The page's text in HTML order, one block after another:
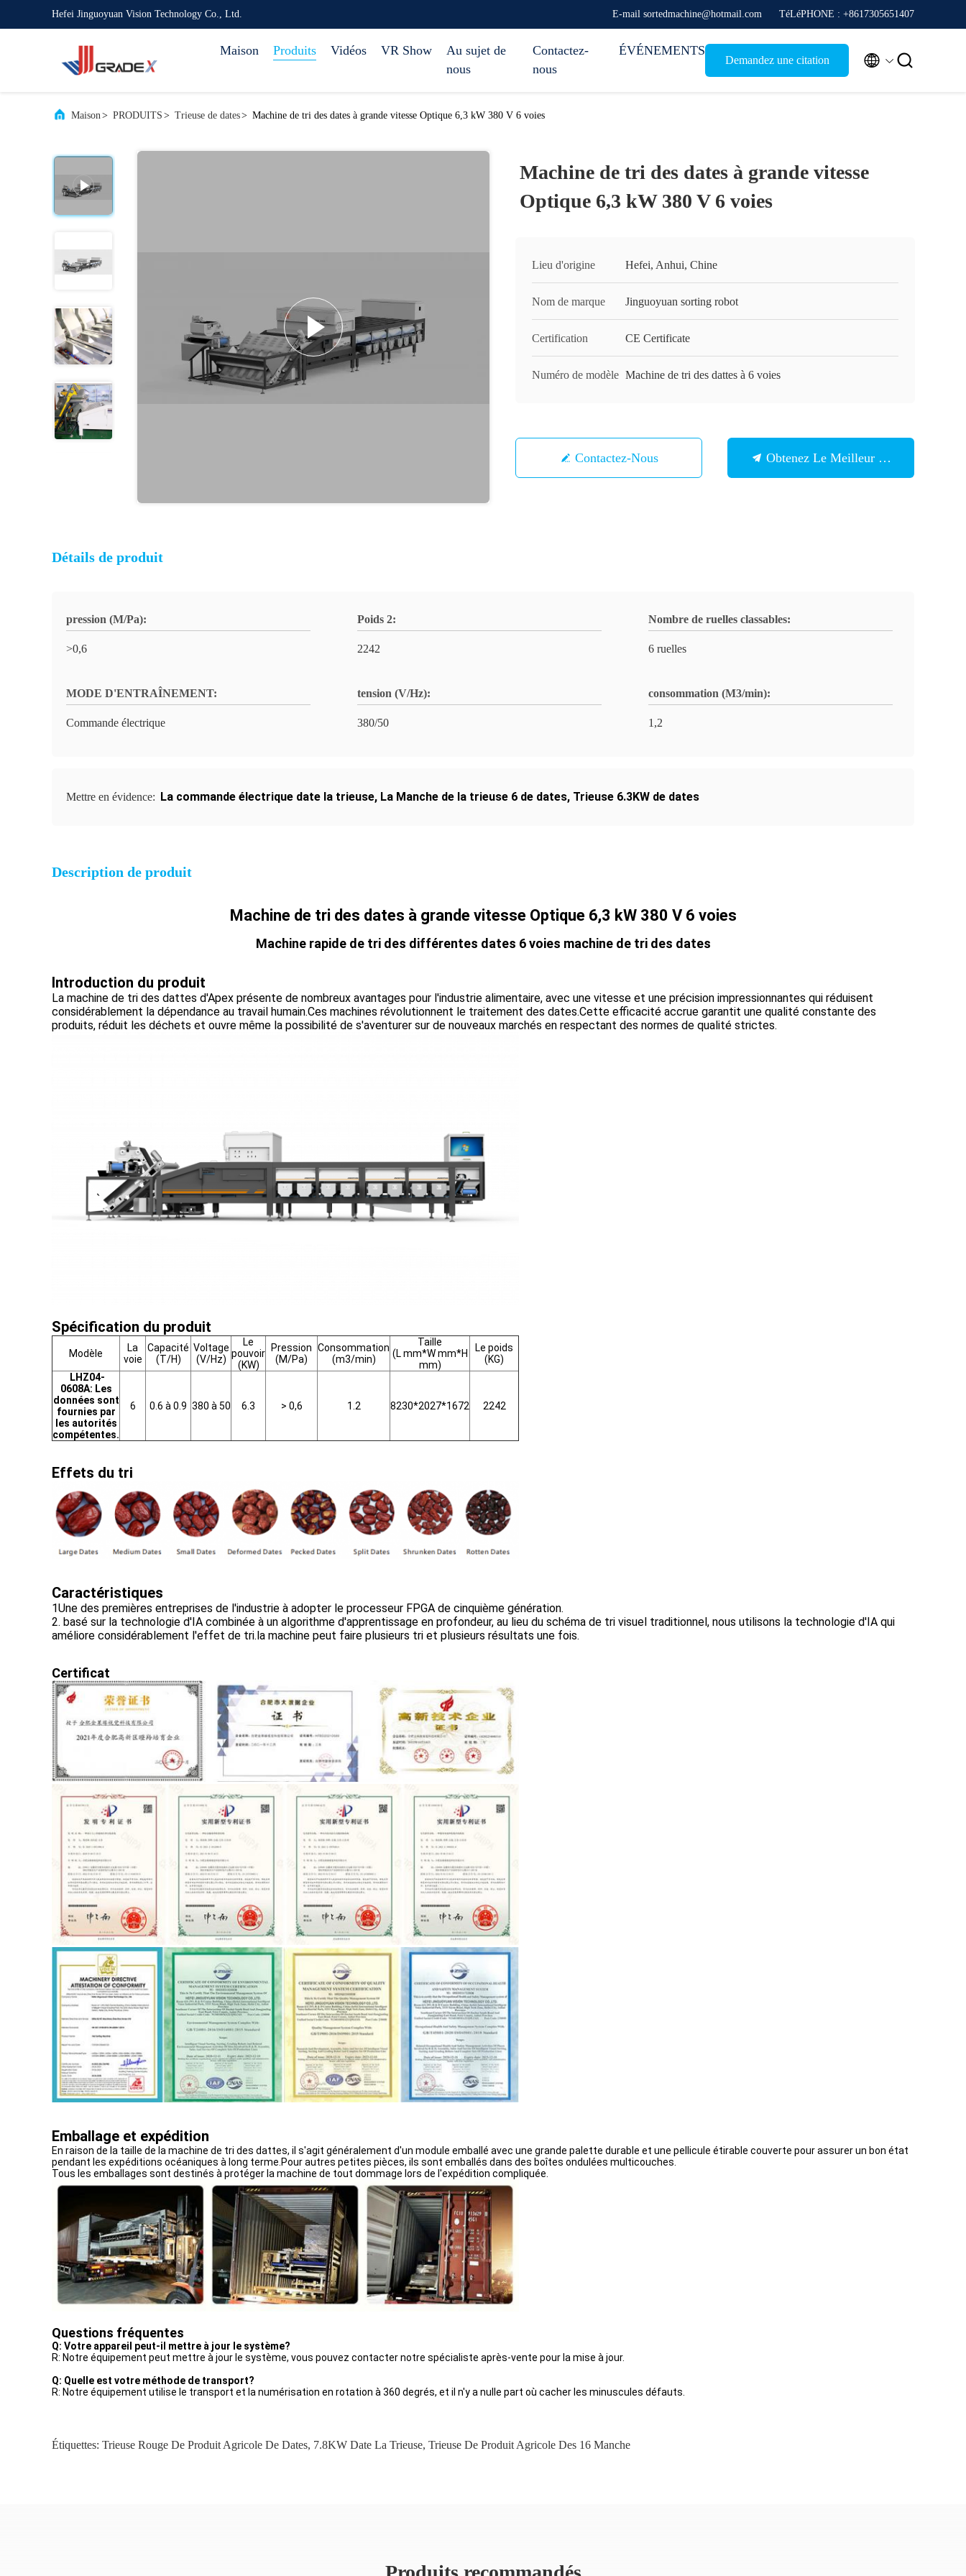
Hefei Jinguoyuan Vision Technology Co., Ltd. E-mail sortedmachine@hotmail.com TéLéPHONE : +8617305651407
Maison Produits Vidéos VR Show
Au sujet de
nous
Contactez-
nous
ÉVÉNEMENTS
Demandez une citation  
Maison> PRODUITS > Trieuse de dates> Machine de tri des dates à grande vitesse Optique 6,3 kW 380 V 6 voies
Machine de tri des dates à grande vitesse
Optique 6,3 kW 380 V 6 voies
Lieu d'origine Hefei, Anhui, Chine
Nom de marque Jinguoyuan sorting robot
Certification CE Certificate
Numéro de modèle Machine de tri des dattes à 6 voies
Contactez-Nous Obtenez Le Meilleur Prix
Détails de produit
pression (M/Pa):
>0,6
Poids 2:
2242
Nombre de ruelles classables:
6 ruelles
MODE D'ENTRAÎNEMENT:
Commande électrique
tension (V/Hz):
380/50
consommation (M3/min):
1,2
Mettre en évidence: La commande électrique date la trieuse, La Manche de la trieuse 6 de dates, Trieuse 6.3KW de dates
Description de produit
Machine de tri des dates à grande vitesse Optique 6,3 kW 380 V 6 voies
Machine rapide de tri des différentes dates 6 voies machine de tri des dates
Introduction du produit
La machine de tri des dattes d'Apex présente de nombreux avantages pour l'industrie alimentaire, avec une vitesse et une précision impressionnantes qui réduisent
considérablement la dépendance au travail humain.Ces machines révolutionnent le traitement des dates.Cette efficacité accrue garantit une qualité constante des
produits, réduit les déchets et ouvre même la possibilité de s'aventurer sur de nouveaux marchés en respectant des normes de qualité strictes.
Spécification du produit
Modèle
La
voie
Capacité
(T/H)
Voltage
(V/Hz)
Le
pouvoir
(KW)
Pression
(M/Pa)
Consommation
(m3/min)
Taille
(L mm*W mm*H
mm)
Le poids
(KG)
LHZ04-
0608A: Les
données sont
fournies par
les autorités
compétentes.
6 0.6 à 0.9 380 à 50 6.3 > 0,6 1.2 8230*2027*1672 2242
Effets du tri
Caractéristiques
1Une des premières entreprises de l'industrie à adopter le processeur FPGA de cinquième génération.
2. basé sur la technologie d'IA combinée à un algorithme d'apprentissage en profondeur, au lieu du schéma de tri visuel traditionnel, nous utilisons la technologie d'IA qui
améliore considérablement l'effet de tri.la machine peut faire plusieurs tri et plusieurs résultats une fois.
Certificat
Emballage et expédition
En raison de la taille de la machine de tri des dattes, il s'agit généralement d'un module emballé avec une grande palette durable et une pellicule étirable couverte pour assurer un bon état
pendant les expéditions océaniques à long terme.Pour autres petites pièces, ils sont emballés dans des boîtes ondulées multicouches.
Tous les emballages sont destinés à protéger la machine de tout dommage lors de l'expédition compliquée.
Questions fréquentes
Q: Votre appareil peut-il mettre à jour le système?
R: Notre équipement peut mettre à jour le système, vous pouvez contacter notre spécialiste après-vente pour la mise à jour.
Q: Quelle est votre méthode de transport?
R: Notre équipement utilise le transport et la numérisation en rotation à 360 degrés, et il n'y a nulle part où cacher les minuscules défauts.
Étiquettes: Trieuse Rouge De Produit Agricole De Dates, 7.8KW Date La Trieuse, Trieuse De Produit Agricole Des 16 Manche